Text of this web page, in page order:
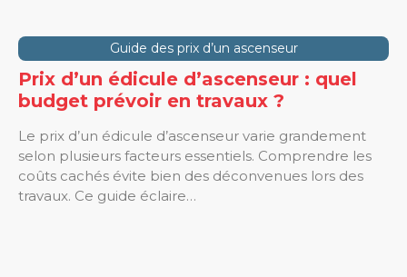
Guide des prix d’un ascenseur
Prix d’un édicule d’ascenseur : quel
budget prévoir en travaux ?
Le prix d’un édicule d’ascenseur varie grandement
selon plusieurs facteurs essentiels. Comprendre les
coûts cachés évite bien des déconvenues lors des
travaux. Ce guide éclaire…